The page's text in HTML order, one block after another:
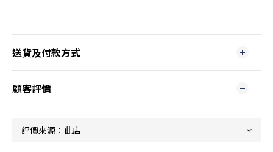
送貨及付款方式
顧客評價